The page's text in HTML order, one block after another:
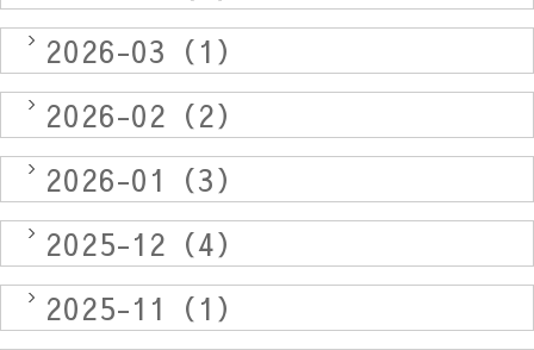
2026-03（1）
2026-02（2）
2026-01（3）
2025-12（4）
2025-11（1）